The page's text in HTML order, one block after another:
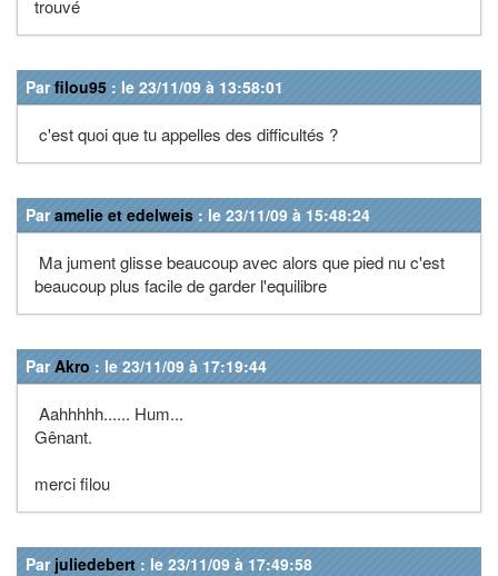
trouvé
Parfilou95 : le 23/11/09 à 13:58:01
c'est quoi que tu appelles des difficultés ?
Paramelie et edelweis : le 23/11/09 à 15:48:24
Ma jument glisse beaucoup avec alors que pied nu c'est
beaucoup plus facile de garder l'equilibre
ParAkro : le 23/11/09 à 17:19:44
Aahhhhh...... Hum...
Gênant.
merci filou
Par juliedebert : le 23/11/09 à 17:49:58